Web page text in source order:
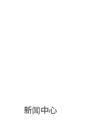
新闻中心